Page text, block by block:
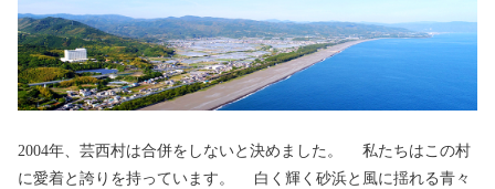
2004年、芸西村は合併をしないと決めました。 私たちはこの村
に愛着と誇りを持っています。 白く輝く砂浜と風に揺れる青々